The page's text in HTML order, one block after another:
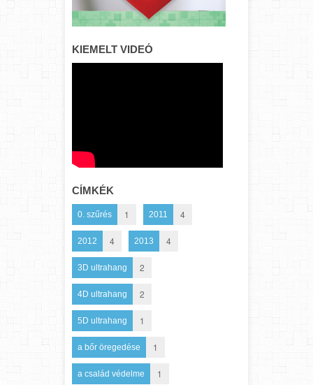
KIEMELT VIDEÓ
CÍMKÉK
0. szűrés 1 2011 4
2012 4 2013 4
3D ultrahang 2
4D ultrahang 2
5D ultrahang 1
a bőr öregedése 1
a család védelme 1